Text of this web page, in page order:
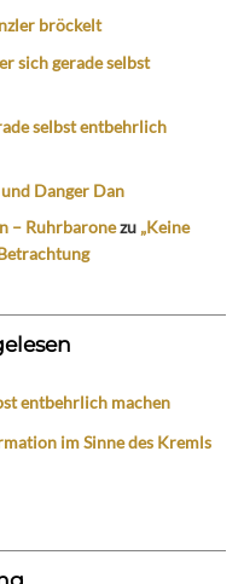
bröckelt
sich gerade selbst
selbst entbehrlich
Danger Dan
– Ruhrbaronezu „Keine
entbehrlich machen
im Sinne des Kremls